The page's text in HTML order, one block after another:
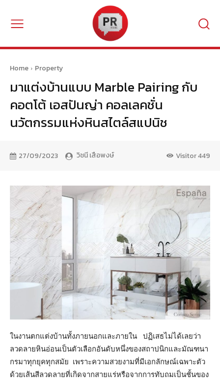
Home Property
มาแต่งบ้านแบบ Marble Pairing กับ
คอตโต้ เอสปันญ่า คอลเลคชั่น
นวัตกรรมแห่งหินสไตล์สแปนิช
27/09/2023 วิชนี เสือพงษ์ Visitor449
ในงานตกแต่งบ้านทั้งภายนอกและภายใน ปฏิเสธไม่ได้เลยว่า
ลวดลายหินอ่อนเป็นตัวเลือกอันดับหนึ่งของสถาปนิกและมัณฑนา
กรมาทุกยุคทุกสมัย เพราะความสวยงามที่มีเอกลักษณ์เฉพาะตัว
ด้วยเส้นสีลวดลายที่เกิดจากสายแร่หรือจากการทับถมเป็นชั้นของ